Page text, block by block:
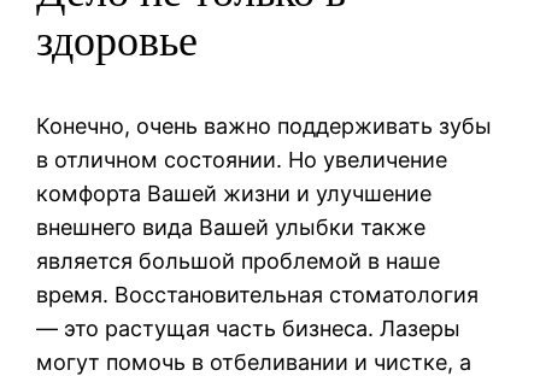
здоровье
Конечно, очень важно поддерживать зубы
в отличном состоянии. Но увеличение
комфорта Вашей жизни и улучшение
внешнего вида Вашей улыбки также
является большой проблемой в наше
время. Восстановительная стоматология
— это растущая часть бизнеса. Лазеры
могут помочь в отбеливании и чистке, а